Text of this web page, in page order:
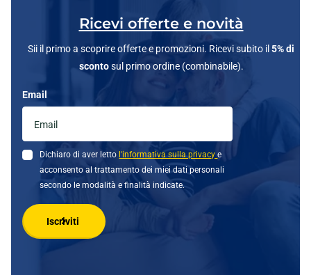
Ricevi offerte e novità
Sii il primo a scoprire offerte e promozioni. Ricevi subito il 5% di
scontosul primo ordine (combinabile).
Email
Dichiaro di aver letto l'informativa sulla privacye
acconsento al trattamento dei miei dati personali
secondo le modalità e finalità indicate.
Iscriviti